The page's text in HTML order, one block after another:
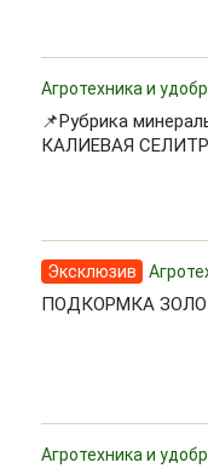
Агротехника и
📌Рубрика
КАЛИЕВАЯ
Эксклюзив
ПОДКОРМКА
Агротехника и